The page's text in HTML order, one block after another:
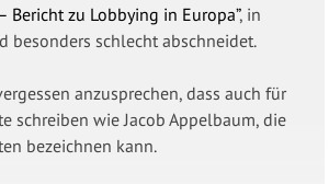
Bericht zu Lobbying in Europa”, in
besonders schlecht abschneidet.
anzusprechen, dass auch für
schreiben wie Jacob Appelbaum, die
bezeichnen kann.